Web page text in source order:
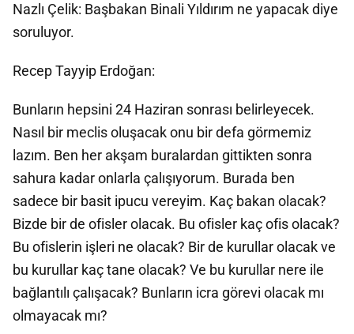
Nazlı Çelik: Başbakan Binali Yıldırım ne yapacak diye
soruluyor.
Recep Tayyip Erdoğan:
Bunların hepsini 24 Haziran sonrası belirleyecek.
Nasıl bir meclis oluşacak onu bir defa görmemiz
lazım. Ben her akşam buralardan gittikten sonra
sahura kadar onlarla çalışıyorum. Burada ben
sadece bir basit ipucu vereyim. Kaç bakan olacak?
Bizde bir de ofisler olacak. Bu ofisler kaç ofis olacak?
Bu ofislerin işleri ne olacak? Bir de kurullar olacak ve
bu kurullar kaç tane olacak? Ve bu kurullar nere ile
bağlantılı çalışacak? Bunların icra görevi olacak mı
olmayacak mı?